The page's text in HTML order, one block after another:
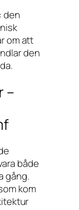
den
om att
den
–
både
gång.
kom